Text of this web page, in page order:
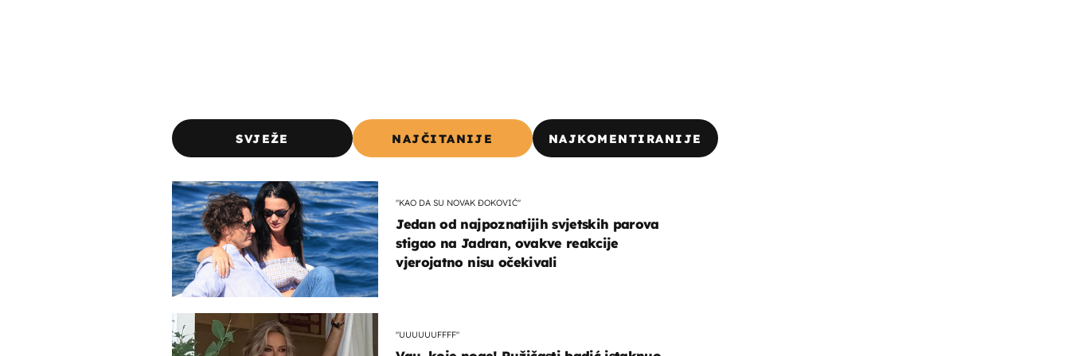
SVJEŽE NAJČITANIJE NAJKOMENTIRANIJE
"KAO DA SU NOVAK ĐOKOVIĆ"
Jedan od najpoznatijih svjetskih parova
stigao na Jadran, ovakve reakcije
vjerojatno nisu očekivali
"UUUUUUFFFF"